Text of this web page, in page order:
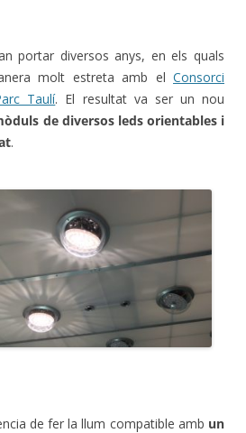
portar diversos anys, en els quals
molt estreta amb el Consorci
Taulí. El resultat va ser un nou
de diversos leds orientables i
.
de fer la llum compatible amb un